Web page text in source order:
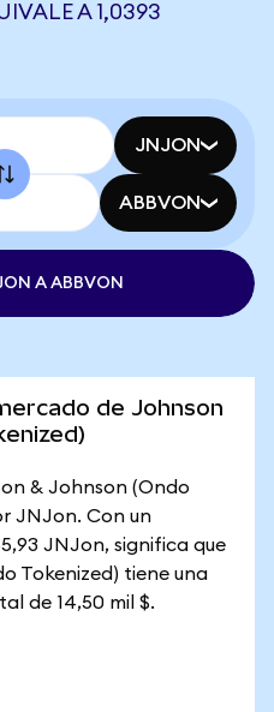
A 1,0393
JNJON
ABBVON
A ABBVON
de Johnson
& Johnson (Ondo
JNJon. Con un
JNJon, significa que
Tokenized) tiene una
de 14,50 mil $.